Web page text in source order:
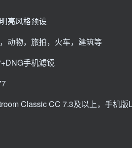
亮风格预设
动物，旅拍，火车，建筑等
手机滤镜
Classic CC 7.3及以上，手机